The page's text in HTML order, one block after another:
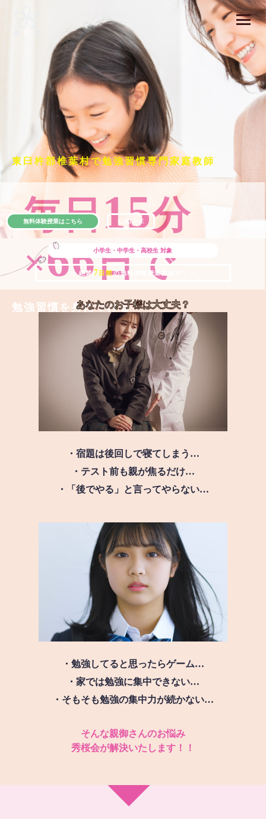
東臼杵郡椎葉村で勉強習慣専門家庭教師
毎日15分
×66日で
勉強習慣を身につける
小学生・中学生・高校生 対象
＼ 絶賛 7 日間の無料体験授業実施中!! ／
無料体験授業はこちら 公式LINE
あなたのお子様は大丈夫？
・宿題は後回しで寝てしまう…
・テスト前も親が焦るだけ…
・「後でやる」と言ってやらない…
・勉強してると思ったらゲーム…
・家では勉強に集中できない…
・そもそも勉強の集中力が続かない…
そんな親御さんのお悩み
秀桜会が解決いたします！！